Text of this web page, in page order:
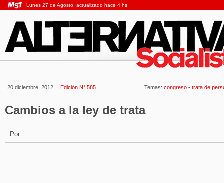
Lunes 27 de Agosto, actualizado hace 4 hs.
20 diciembre, 2012 Edición N° 585 Temas: congreso • trata de
Cambios a la ley de trata
Por: